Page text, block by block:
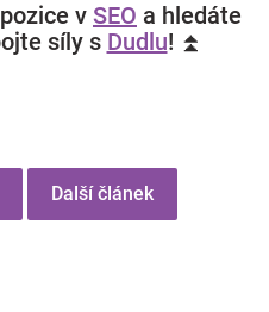
v SEO a hledáte
síly s Dudlu! ⏫
Další článek